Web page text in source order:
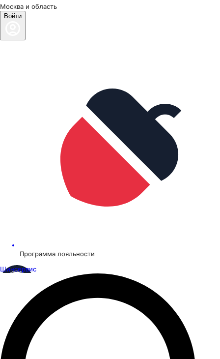
Москва и область
Войти
Программа лояльности
Шинсервис